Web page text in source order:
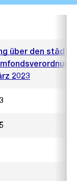
über den
2023